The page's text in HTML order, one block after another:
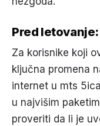
Pred
Za korisnike koji
ključna promena
internet u mts
u najvišim
proveriti da li je